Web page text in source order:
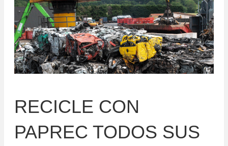
RECICLE CON
PAPREC TODOS SUS